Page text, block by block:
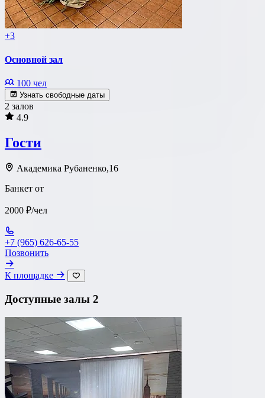
+3
Основной зал
100 чел
Узнать свободные даты
2 залов
4.9
Гости
Академика Рубаненко,16
Банкет от
2000 ₽/чел
+7 (965) 626-65-55
Позвонить
К площадке
Доступные залы 2